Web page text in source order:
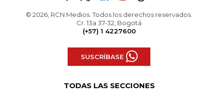
© 2026, RCN Medios. Todos los derechos reservados.
Cr. 13a 37-32, Bogotá
(+57) 1 4227600
SUSCRÍBASE
TODAS LAS SECCIONES